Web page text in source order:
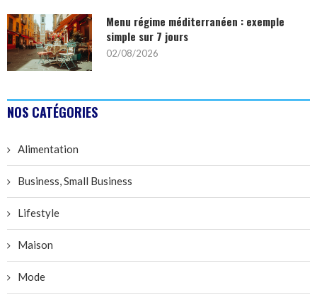
Menu régime méditerranéen : exemple
simple sur 7 jours
02/08/2026
NOS CATÉGORIES
Alimentation
Business, Small Business
Lifestyle
Maison
Mode